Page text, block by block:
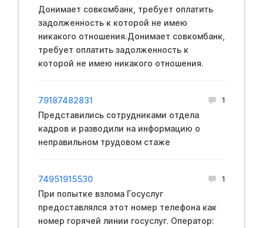
Донимает совкомбанк, требует оплатить
задолженность к которой не имею
никакого отношения.Донимает совкомбанк,
требует оплатить задолженность к
которой не имею никакого отношения.
79187482831 1
Представились сотрудниками отдела
кадров и разводили на информацию о
неправильном трудовом стаже
74951915530 1
При попытке взлома Госуслуг
предоставлялся этот номер телефона как
номер горячей линии госуслуг. Оператор: